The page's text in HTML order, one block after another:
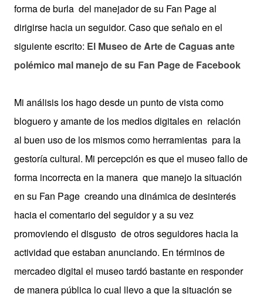
forma de burla del manejador de su Fan Page al
dirigirse hacia un seguidor. Caso que señalo en el
siguiente escrito: El Museo de Arte de Caguas ante
polémico mal manejo de su Fan Page de Facebook
Mi análisis los hago desde un punto de vista como
bloguero y amante de los medios digitales en relación
al buen uso de los mismos como herramientas para la
gestoría cultural. Mi percepción es que el museo fallo de
forma incorrecta en la manera que manejo la situación
en su Fan Page creando una dinámica de desinterés
hacia el comentario del seguidor y a su vez
promoviendo el disgusto de otros seguidores hacia la
actividad que estaban anunciando. En términos de
mercadeo digital el museo tardó bastante en responder
de manera pública lo cual llevo a que la situación se